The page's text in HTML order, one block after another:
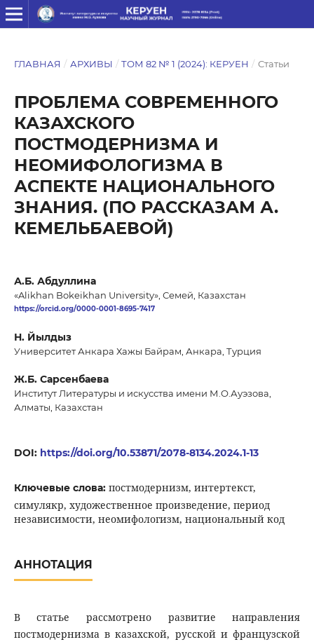
ГЛАВНАЯ / АРХИВЫ / ТОМ 82 № 1 (2024): КЕРУЕН / Статьи
ПРОБЛЕМА СОВРЕМЕННОГО
КАЗАХСКОГО
ПОСТМОДЕРНИЗМА И
НЕОМИФОЛОГИЗМА В
АСПЕКТЕ НАЦИОНАЛЬНОГО
ЗНАНИЯ. (ПО РАССКАЗАМ А.
КЕМЕЛЬБАЕВОЙ)
А.Б. Абдуллина
«Alikhan Bokeikhan University», Семей, Казахстан
https://orcid.org/0000-0001-8695-7417
Н. Йылдыз
Университет Анкара Хажы Байрам, Анкара, Турция
Ж.Б. Сарсенбаева
Институт Литературы и искусства имени М.О.Ауэзова,
Алматы, Казахстан
DOI: https://doi.org/10.53871/2078-8134.2024.1-13
Ключевые слова: постмодернизм, интертекст,
симулякр, художественное произведение, период
независимости, неомифологизм, национальный код
АННОТАЦИЯ
В статье рассмотрено развитие направления
постмодернизма в казахской, русской и французской